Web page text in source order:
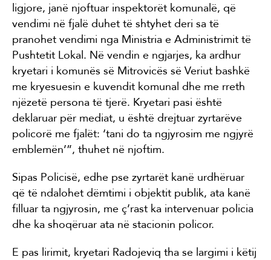
ligjore, janë njoftuar inspektorët komunalë, që
vendimi në fjalë duhet të shtyhet deri sa të
pranohet vendimi nga Ministria e Administrimit të
Pushtetit Lokal. Në vendin e ngjarjes, ka ardhur
kryetari i komunës së Mitrovicës së Veriut bashkë
me kryesuesin e kuvendit komunal dhe me rreth
njëzetë persona të tjerë. Kryetari pasi është
deklaruar për mediat, u është drejtuar zyrtarëve
policorë me fjalët: ‘tani do ta ngjyrosim me ngjyrë
emblemën’”, thuhet në njoftim.
Sipas Policisë, edhe pse zyrtarët kanë urdhëruar
që të ndalohet dëmtimi i objektit publik, ata kanë
filluar ta ngjyrosin, me ç’rast ka intervenuar policia
dhe ka shoqëruar ata në stacionin policor.
E pas lirimit, kryetari Radojeviq tha se largimi i këtij